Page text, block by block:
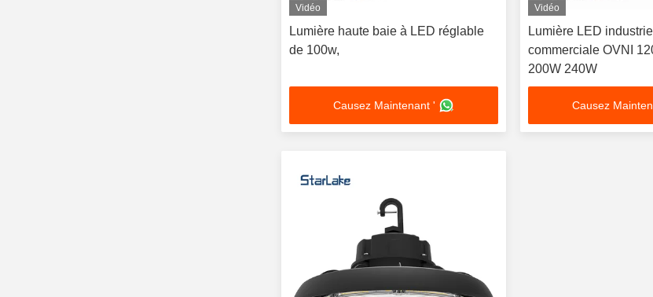
Vidéo
Lumière haute baie à LED réglable
de 100w,
Causez Maintenant '
Vidéo
Lumière LED
commerciale OVNI
200W 240W
Causez